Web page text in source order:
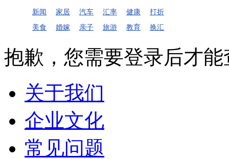
新闻 家居 汽车 汇率 健康
打折
美食
婚嫁 亲子 旅游 教育 换汇
抱歉，您需要登录后才能
关于我们
企业文化
常见问题